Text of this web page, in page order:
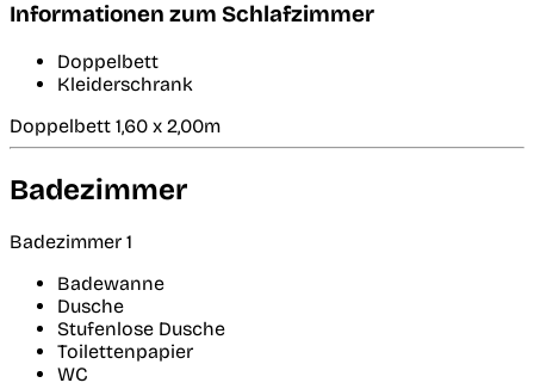
Informationen zum Schlafzimmer
Doppelbett
Kleiderschrank
Doppelbett 1,60 x 2,00m
Badezimmer
Badezimmer 1
Badewanne
Dusche
Stufenlose Dusche
Toilettenpapier
WC